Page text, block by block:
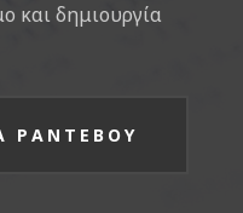
και δημιουργία
ΡΑΝΤΕΒΟΥ